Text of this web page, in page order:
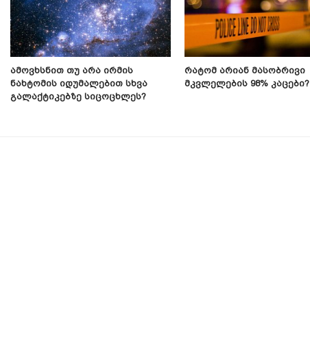
Ამოვხსნით Თუ Არა Ირმის
Ნახტომის Იდუმალებით Სხვა
Გალაქტიკებზე Სიცოცხლეს?
Რატომ Არიან Მასობრივი
Მკვლელების 98% Კაცები?